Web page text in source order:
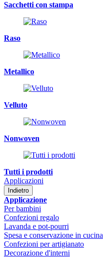
Sacchetti con stampa
Raso
Metallico
Velluto
Nonwoven
Tutti i prodotti
Applicazioni
Indietro
Applicazione
Per bambini
Confezioni regalo
Lavanda e pot-pourri
Spesa e conservazione in cucina
Confezioni per artigianato
Decorazione d'interni